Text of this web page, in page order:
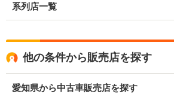
系列店一覧
他の条件から販売店を探す
愛知県から中古車販売店を探す